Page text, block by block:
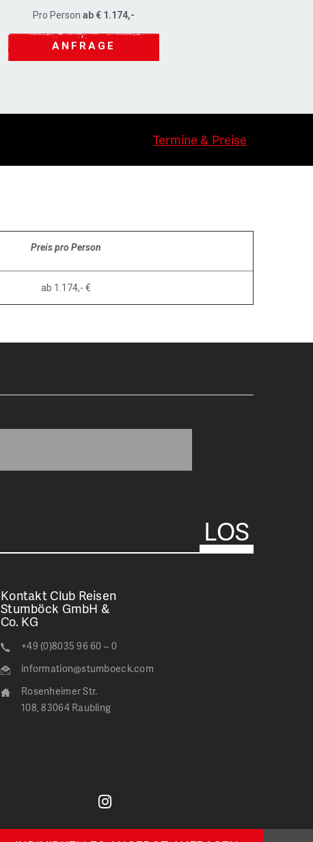
Pro Person ab € 1.174,-
ANFRAGE
Termine & Preise
Preis pro Person
ab 1.174,- €
Kontakt Club Reisen
Stumböck GmbH &
Co. KG
+49 (0)8035 96 60 – 0
information@stumboeck.com
Rosenheimer Str.
108, 83064 Raubling
Jetzt
Stumböck